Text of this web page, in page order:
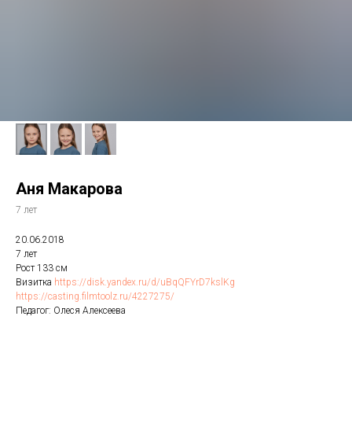
Аня Макарова
7 лет
20.06.2018
7 лет
Рост 133 см
Визитка https://disk.yandex.ru/d/uBqQFYrD7kslKg
https://casting.filmtoolz.ru/4227275/
Педагог: Олеся Алексеева